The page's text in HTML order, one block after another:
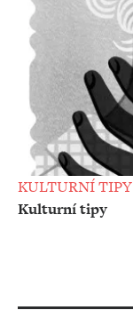
KULTURNÍ TIPY
Kulturní tipy